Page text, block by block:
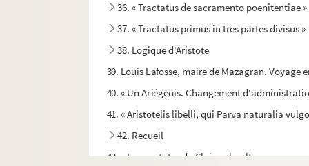
36. « Tractatus de sacramento poenitentiae »
37. « Tractatus primus in tres partes divisus »
38. Logique d'Aristote
39. Louis Lafosse, maire de Mazagran. Voyage
40. « Un Ariégeois. Changement
41. « Aristotelis libelli, qui Parva naturalia
42. Recueil
43. « Les cantates de Clairambault »